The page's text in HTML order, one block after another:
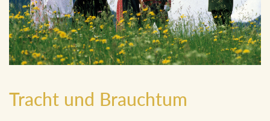
Tracht und Brauchtum